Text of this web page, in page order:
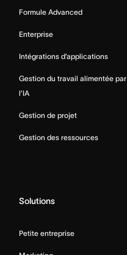
Formule Advanced
Enterprise
Intégrations d’applications
Gestion du travail alimentée par
l’IA
Gestion de projet
Gestion des ressources
Solutions
Petite entreprise